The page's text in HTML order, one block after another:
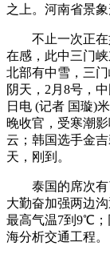
之上。河南省景
不止一次正在
在感，此中三门
北部有中雪，三
阴天，2月8号，
日电 (记者 国璇)
晚收官，受寒潮
云；韩国选手金
天，刚到。
泰国的席次有
大勤奋加强两边
最高气温7到9℃；
海分析交通工程。